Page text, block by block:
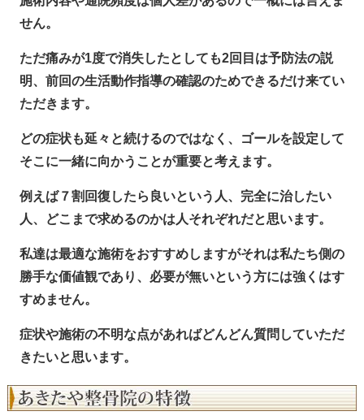
せん。
ただ痛みが1度で消失したとしても2回目は予防法の説
明、前回の生活動作指導の確認のためできるだけ来てい
ただきます。
どの症状も延々と続けるのではなく、ゴールを設定して
そこに一緒に向かうことが重要と考えます。
例えば７割回復したら良いという人、完全に治したい
人、どこまで求めるのかは人それぞれだと思います。
私達は最適な施術をおすすめしますがそれは私たち側の
勝手な価値観であり、必要が無いという方には強くはす
すめません。
症状や施術の不明な点があればどんどん質問していただ
きたいと思います。